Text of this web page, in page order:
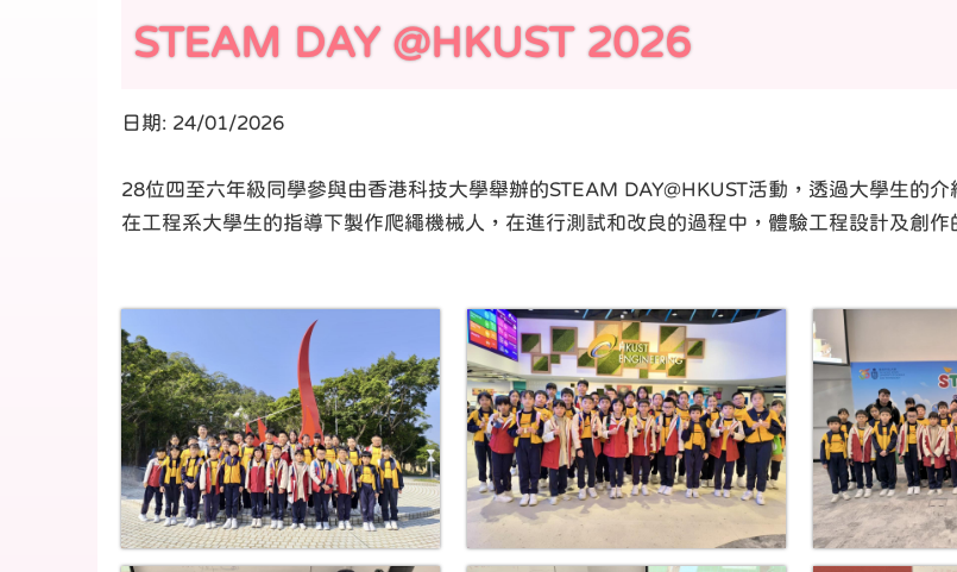
STEAM DAY @HKUST 2026
日期: 24/01/2026
28位四至六年級同學參與由香港科技大學舉辦的STEAM DAY@HKUST活動，透過大學生的
在工程系大學生的指導下製作爬繩機械人，在進行測試和改良的過程中，體驗工程設計及創作